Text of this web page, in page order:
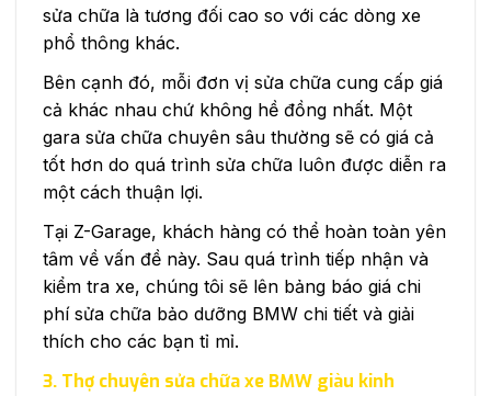
sửa chữa là tương đối cao so với các dòng xe
phổ thông khác.
Bên cạnh đó, mỗi đơn vị sửa chữa cung cấp giá
cả khác nhau chứ không hề đồng nhất. Một
gara sửa chữa chuyên sâu thường sẽ có giá cả
tốt hơn do quá trình sửa chữa luôn được diễn ra
một cách thuận lợi.
Tại Z-Garage, khách hàng có thể hoàn toàn yên
tâm về vấn đề này. Sau quá trình tiếp nhận và
kiểm tra xe, chúng tôi sẽ lên bảng báo giá chi
phí sửa chữa bảo dưỡng BMW chi tiết và giải
thích cho các bạn tỉ mỉ.
3. Thợ chuyên sửa chữa xe BMW giàu kinh